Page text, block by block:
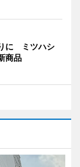
に ミツハシ
商品